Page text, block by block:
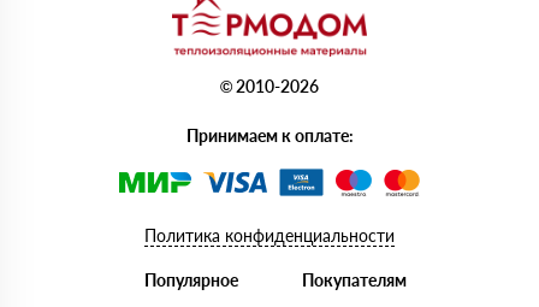
© 2010-2026
Принимаем к оплате:
Политика конфиденциальности
Популярное
Покупателям